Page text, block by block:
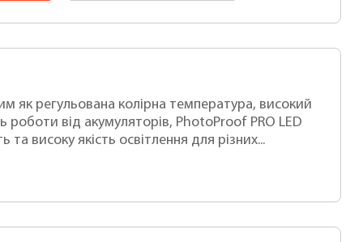
як регульована колірна температура, високий
роботи від акумуляторів, PhotoProof PRO LED
та високу якість освітлення для різних...